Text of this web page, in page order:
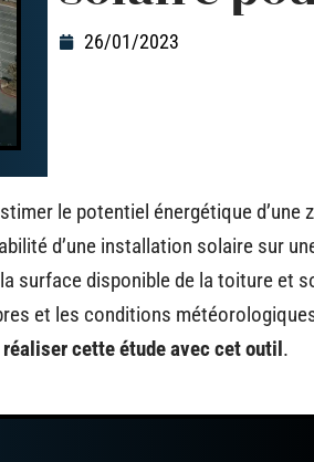
26/01/2023
le potentiel énergétique d’une
d’une installation solaire sur
surface disponible de la toiture et
et les conditions
cette étude avec cet outil.